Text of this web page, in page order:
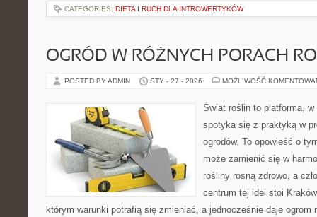
CATEGORIES: DIETA I RUCH DLA INTROWERTYKÓW
OGRÓD W RÓŻNYCH PORACH
POSTED BY ADMIN STY - 27 - 2026 MOŻLIWOŚĆ
Świat roślin to platforma, w
spotyka się z praktyką w
ogrodów. To opowieść o
może zamienić się w
rośliny rosną zdrowo, a
centrum tej idei stoi
którym warunki potrafią się zmieniać, a jednocześnie daje ogrom